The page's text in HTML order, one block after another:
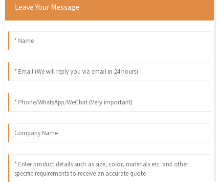
Leave Your Message